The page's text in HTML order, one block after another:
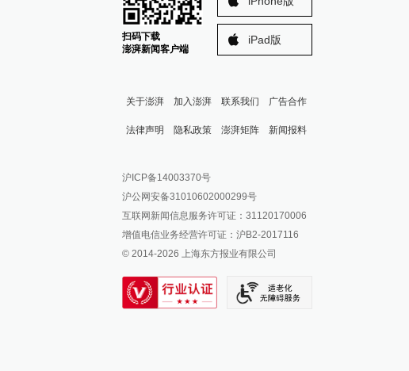
扫码下载
澎湃新闻客户端
iPad版
关于澎湃 加入澎湃 联系我们 广告合作
法律声明 隐私政策 澎湃矩阵
澎湃新闻公众号
澎湃新闻抖音号
派生万物开放平台
IP SHANGHAI
SIXTH TONE
新闻报料
报料邮箱: news@thepaper.cn
沪ICP备14003370号
沪公网安备31010602000299号
互联网新闻信息服务许可证：31120170006
增值电信业务经营许可证：沪B2-2017116
© 2014-2026 上海东方报业有限公司